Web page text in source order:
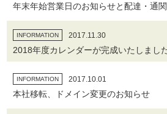
年末年始営業日のお知らせと配達・通
INFORMATION 2017.11.30
2018年度カレンダーが完成いたしまし
INFORMATION 2017.10.01
本社移転、ドメイン変更のお知らせ